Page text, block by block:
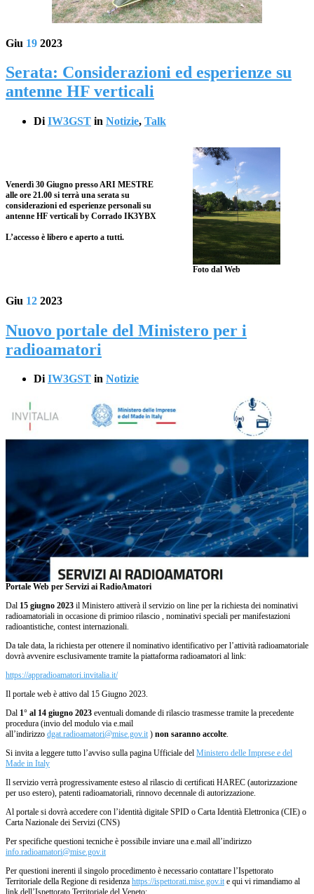
Giu 19 2023
Serata: Considerazioni ed esperienze su
antenne HF verticali
Di IW3GST in Notizie, Talk
Venerdì 30 Giugno pressoARI MESTRE
alle ore 21.00 si terrà una serata su
considerazioni ed esperienze personali su
antenne HF verticali by Corrado IK3YBX
L’accesso è libero e aperto a tutti.
Foto dal Web
Giu 12 2023
Nuovo portale del Ministero per i
radioamatori
DiIW3GST in Notizie
Portale Web per Servizi ai RadioAmatori
Dal 15 giugno 2023 il Ministero attiverà il servizio on line per la richiesta dei nominativi
radioamatoriali in occasione di primioo rilascio , nominativi speciali per manifestazioni
radioantistiche, contest internazionali.
Da tale data, la richiesta per ottenere il nominativo identificativo per l’attività radioamatoriale
dovrà avvenire esclusivamente tramite la piattaforma radioamatori al link:
https://appradioamatori.invitalia.it/
Il portale web è attivo dal 15 Giugno 2023.
Dal 1° al 14 giugno 2023 eventuali domande di rilascio trasmesse tramite la precedente
procedura (invio del modulo via e.mail
all’indirizzo dgat.radioamatori@mise.gov.it ) non saranno accolte.
Si invita a leggere tutto l’avviso sulla pagina Ufficiale del Ministero delle Imprese e del
Made in Italy
Il servizio verrà progressivamente esteso al rilascio di certificati HAREC (autorizzazione
per uso estero), patenti radioamatoriali, rinnovo decennale di autorizzazione.
Al portale si dovrà accedere con l’identità digitale SPID o Carta Identità Elettronica (CIE) o
Carta Nazionale dei Servizi (CNS)
Per specifiche questioni tecniche è possibile inviare una e.mail all’indirizzo
info.radioamatori@mise.gov.it
Per questioni inerenti il singolo procedimento è necessario contattare l’Ispettorato
Territoriale della Regione di residenza https://ispettorati.mise.gov.it e qui vi rimandiamo al